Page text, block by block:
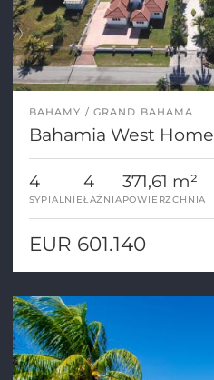
BAHAMY GRAND BAHAMA
Bahamia West Home
4
SYPIALNIE
4
ŁAŹNIA
371,61 m²
POWIERZCHNIA
EUR 601.140